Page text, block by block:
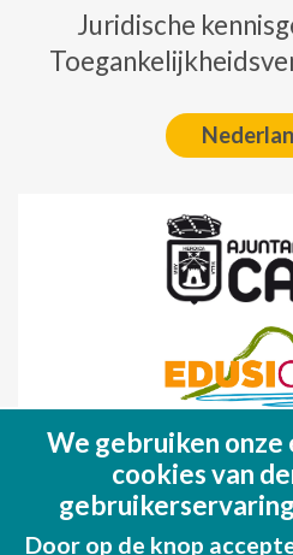
Juridische
Fondo Europeo de
(FEDER)
Una manera de
We gebruiken onze
cookies van
Door op de knop